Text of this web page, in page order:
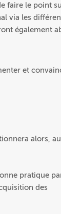
faire le point
via les
également
et
alors,
pratique
des